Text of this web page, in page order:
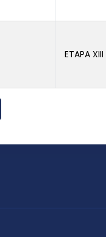
ETAPA XIII